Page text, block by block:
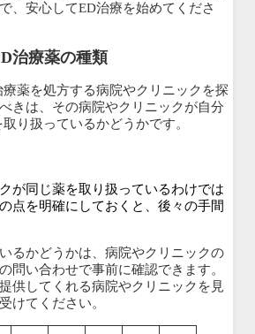
、安心してED治療を始めてくださ
治療薬の種類
薬を処方する病院やクリニックを探
きは、その病院やクリニックが自分
り扱っているかどうかです。
が同じ薬を取り扱っているわけでは
点を明確にしておくと、後々の手間
るかどうかは、病院やクリニックの
問い合わせで事前に確認できます。
供してくれる病院やクリニックを見
けてください。